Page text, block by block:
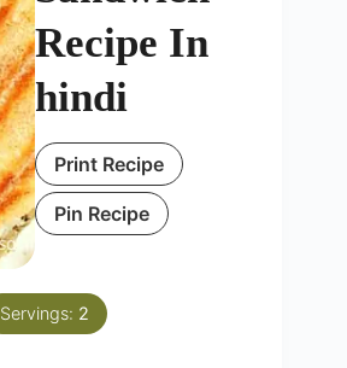
Recipe In
hindi
Print Recipe
Pin Recipe
Servings: 2